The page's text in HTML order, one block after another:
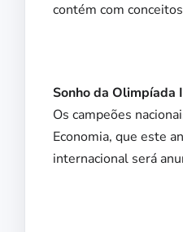
contém com
Sonho da Olimpíada
Os campeões
Economia, que este
internacional será